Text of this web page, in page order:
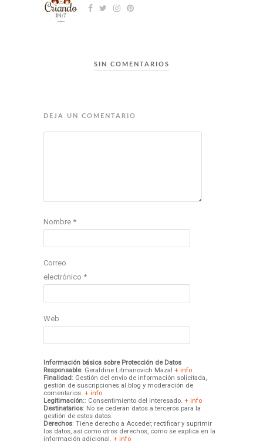
SIN COMENTARIOS
DEJA UN COMENTARIO
Nombre *
Correo
electrónico *
Web
Información básica sobre Protección de Datos
Responsable: Geraldine Litmanovich Mazal + info
Finalidad: Gestión del envío de información solicitada,
gestión de suscripciones al blog y moderación de
comentarios. + info
Legitimación:: Consentimiento del interesado. + info
Destinatarios: No se cederán datos a terceros para la
gestión de estos datos.
Derechos: Tiene derecho a Acceder, rectificar y suprimir
los datos, así como otros derechos, como se explica en la
información adicional. + info